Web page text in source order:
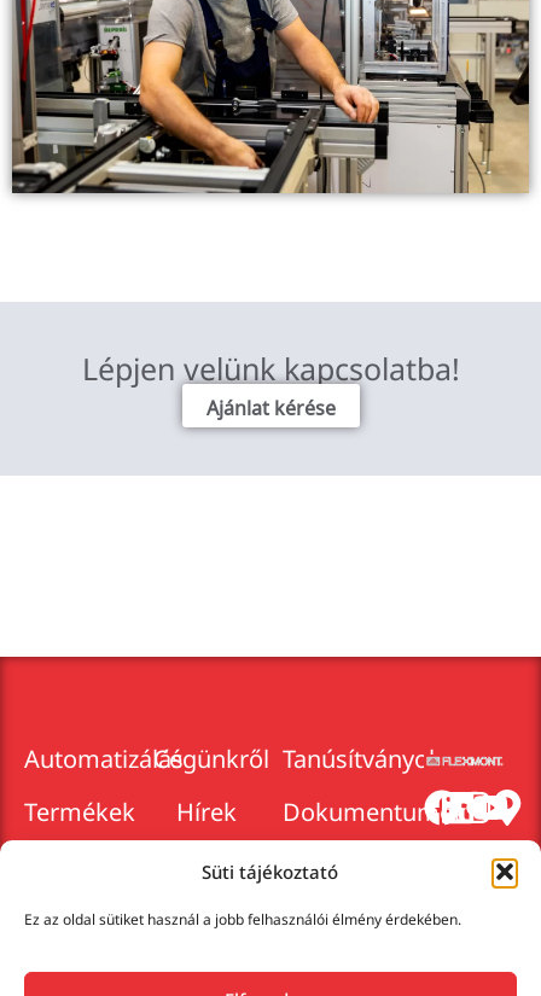
Süti tájékoztató
Ez az oldal sütiket használ a jobb felhasználói élmény érdekében.
Lépjen velünk kapcsolatba!
Ajánlat kérése
Automatizálás
Termékek
Márkaképviseletek
Szolgáltatások
Cégünkről
Hírek
Karrier
Kapcsolat
Tanúsítványok
Dokumentumok
Cégadatok
Adatkezelés